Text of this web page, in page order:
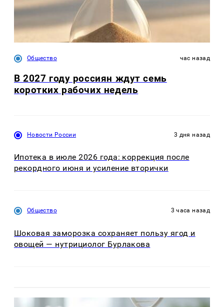
Общество час назад
В 2027 году россиян ждут семь
коротких рабочих недель
Новости России 3 дня назад
Ипотека в июле 2026 года: коррекция после
рекордного июня и усиление вторички
Общество 3 часа назад
Шоковая заморозка сохраняет пользу ягод и
овощей — нутрициолог Бурлакова